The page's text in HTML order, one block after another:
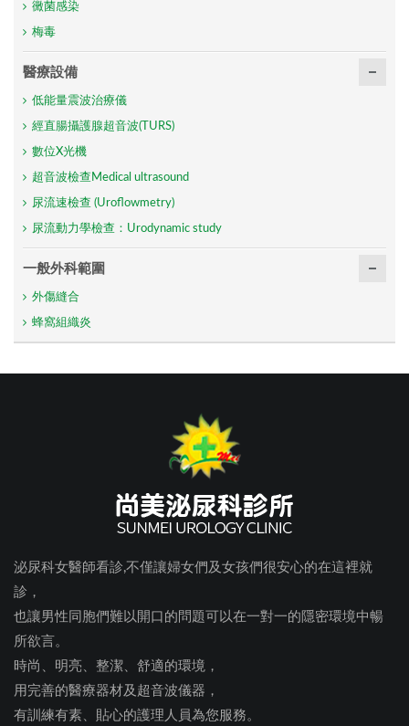
黴菌感染
梅毒
醫療設備
低能量震波治療儀
經直腸攝護腺超音波(TURS)
數位X光機
超音波檢查Medical ultrasound
尿流速檢查 (Uroflowmetry)
尿流動力學檢查：Urodynamic study
一般外科範圍
外傷縫合
蜂窩組織炎
泌尿科女醫師看診,不僅讓婦女們及女孩們很安心的在這裡就
診，
也讓男性同胞們難以開口的問題可以在一對一的隱密環境中暢
所欲言。
時尚、明亮、整潔、舒適的環境，
用完善的醫療器材及超音波儀器，
有訓練有素、貼心的護理人員為您服務。